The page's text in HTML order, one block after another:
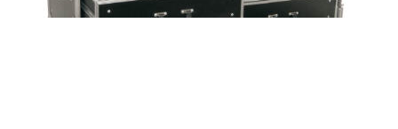
Previous Next